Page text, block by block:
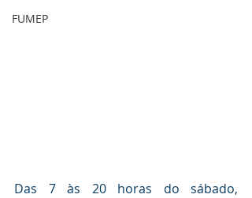
FUMEP
Das 7 às 20 horas do sábado,